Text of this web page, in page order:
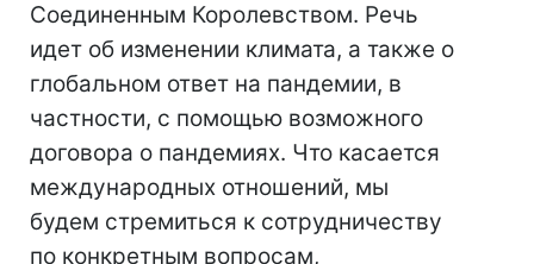
Соединенным Королевством. Речь
идет об изменении климата, а также о
глобальном ответ на пандемии, в
частности, с помощью возможного
договора о пандемиях. Что касается
международных отношений, мы
будем стремиться к сотрудничеству
по конкретным вопросам,